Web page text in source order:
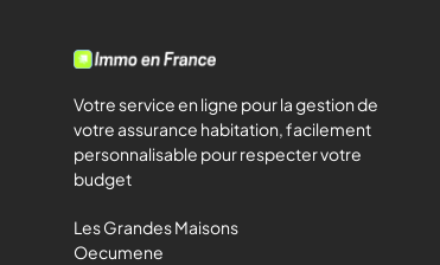
Votre service en ligne pour la gestion de
votre assurance habitation, facilement
personnalisable pour respecter votre
budget
Les Grandes Maisons
Oecumene